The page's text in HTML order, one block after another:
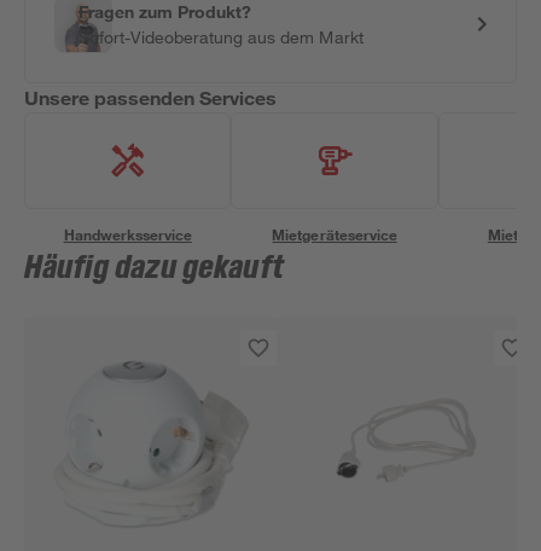
Fragen zum Produkt?
Sofort-Videoberatung aus dem Markt
Unsere passenden Services
Handwerksservice Mietgeräteservice
Häufig dazu gekauft